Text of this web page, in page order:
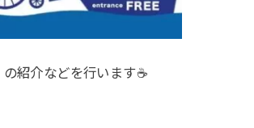
紹介などを行います☕